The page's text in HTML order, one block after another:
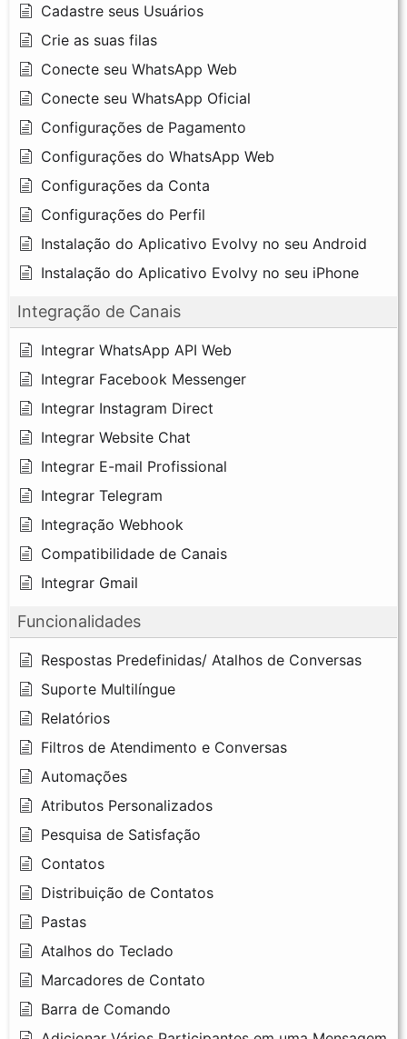
Cadastre seus Usuários
Crie as suas filas
Conecte seu WhatsApp Web
Conecte seu WhatsApp Oficial
Configurações de Pagamento
Configurações do WhatsApp Web
Configurações da Conta
Configurações do Perfil
Instalação do Aplicativo Evolvy no seu Android
Instalação do Aplicativo Evolvy no seu iPhone
Integração de Canais
Integrar WhatsApp API Web
Integrar Facebook Messenger
Integrar Instagram Direct
Integrar Website Chat
Integrar E-mail Profissional
Integrar Telegram
Integração Webhook
Compatibilidade de Canais
Integrar Gmail
Funcionalidades
Respostas Predefinidas/ Atalhos de Conversas
Suporte Multilíngue
Relatórios
Filtros de Atendimento e Conversas
Automações
Atributos Personalizados
Pesquisa de Satisfação
Contatos
Distribuição de Contatos
Pastas
Atalhos do Teclado
Marcadores de Contato
Barra de Comando